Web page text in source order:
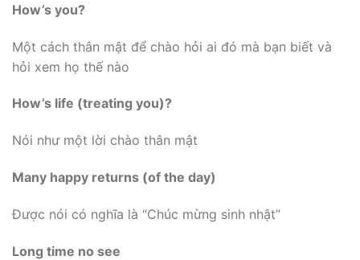
How’s you?
Một cách thân mật để chào hỏi ai đó mà bạn biết và
hỏi xem họ thế nào
How’s life (treating you)?
Nói như một lời chào thân mật
Many happy returns (of the day)
Được nói có nghĩa là “Chúc mừng sinh nhật”
Long time no see